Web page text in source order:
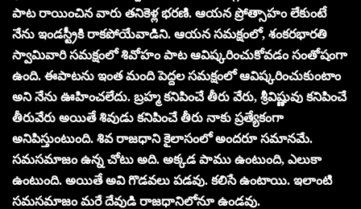
పాట రాయించిన వారు తనికెళ్ల భరణి. ఆయన ప్రోత్సాహం లేకుంటే
నేను ఇండస్ట్రీకి రాకపోయేవాడిని. ఆయన సమక్షంలో, శంకరభారతి
స్వామివారి సమక్షంలో శివోహం పాట ఆవిష్కరించుకోవడం సంతోషంగా
ఉంది. ఈపాటను ఇంత మంది పెద్దల సమక్షంలో ఆవిష్కరించుకుంటాం
అని నేను ఊహించలేదు. బ్రహ్మ కనిపించే తీరు వేరు, శ్రీవిష్ణువు కనిపించే
తీరువేరు అయితే శివుడు కనిపించే తీరు నాకు ప్రత్యేకంగా
అనిపిస్తుంటుంది. శివ రాజధాని కైలాసంలో అందరూ సమానమే.
సమసమాజం ఉన్న చోటు అది. అక్కడ పాము ఉంటుంది, ఎలుకా
ఉంటుంది. అయితే అవి గొడవలు పడవు. కలిసే ఉంటాయి. ఇలాంటి
సమసమాజం మరే దేవుడి రాజధానిలోనూ ఉండవు.